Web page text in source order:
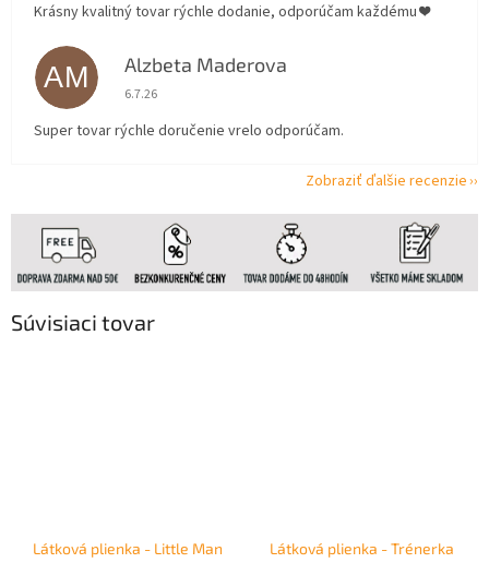
Súvisiaci tovar
Látková plienka - Little Man Látková plienka - Trénerka
Krásny kvalitný tovar rýchle dodanie, odporúčam každému ❤️
AM Alzbeta Maderova
Hodnotenie obchodu je 5 z 5 hviezdičiek.
6.7.26
Super tovar rýchle doručenie vrelo odporúčam.
Zobraziť ďalšie recenzie